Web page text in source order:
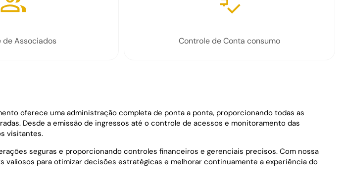
de Associados Controle de Conta consumo
oferece uma administração completa de ponta a ponta, proporcionando todas as
Desde a emissão de ingressos até o controle de acessos e monitoramento das
visitantes.
seguras e proporcionando controles financeiros e gerenciais precisos. Com nossa
para otimizar decisões estratégicas e melhorar continuamente a experiência do